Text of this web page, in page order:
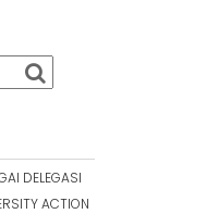
DELEGASI
ACTION